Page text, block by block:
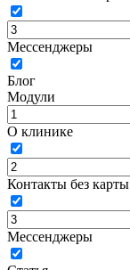
Мессенджеры
Блог
Модули
О клинике
Контакты без карты
Мессенджеры